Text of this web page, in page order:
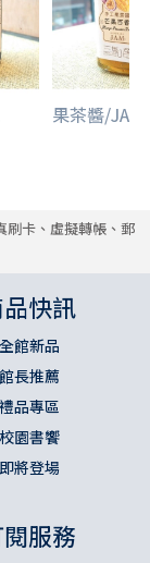
果茶醬/
刷卡、虛擬轉帳、郵
快訊
全館新品
館長推薦
禮品專區
校園書饗
即將登場
服務